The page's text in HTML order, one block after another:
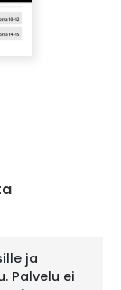
ja
Palvelu ei